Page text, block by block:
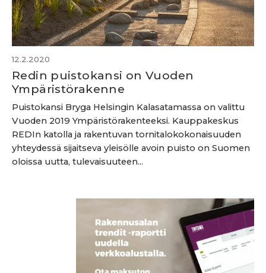
12.2.2020
Redin puistokansi on Vuoden
Ympäristörakenne
Puistokansi Bryga Helsingin Kalasatamassa on valittu
Vuoden 2019 Ympäristörakenteeksi. Kauppakeskus
REDIn katolla ja rakentuvan tornitalokokonaisuuden
yhteydessä sijaitseva yleisölle avoin puisto on Suomen
oloissa uutta, tulevaisuuteen...